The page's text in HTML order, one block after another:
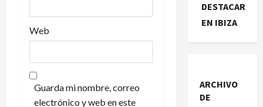
d
a
s
Web
Guarda mi nombre, correo
electrónico y web en este
DESTACAR
EN IBIZA
ARCHIVO
DE